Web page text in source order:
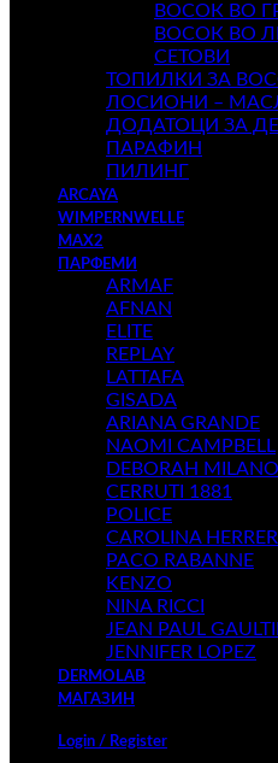
ВОСОК ВО
ВОСОК ВО
СЕТОВИ
ТОПИЛКИ ЗА
ЛОСИОНИ –
ДОДАТОЦИ ЗА
ПАРАФИН
ПИЛИНГ
ARCAYA
WIMPERNWELLE
MAX2
ПАРФЕМИ
ARMAF
AFNAN
ELITE
REPLAY
LATTAFA
GISADA
ARIANA GRANDE
NAOMI CAMPBELL
DEBORAH MILANO
CERRUTI 1881
POLICE
CAROLINA
PACO RABANNE
KENZO
NINA RICCI
JEAN PAUL
JENNIFER LOPEZ
DERMOLAB
МАГАЗИН
Login / Register